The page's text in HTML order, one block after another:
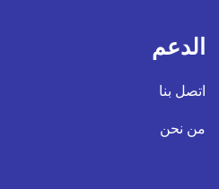
الدعم
اتصل بنا
من نحن